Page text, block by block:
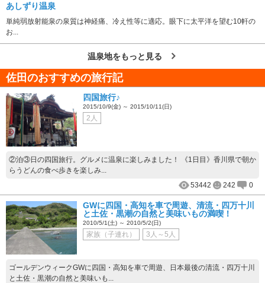
あしずり温泉
単純弱放射能泉の泉質は神経痛、冷え性等に適応。眼下に太平洋を望む10軒の
お...
温泉地をもっと見る
佐田のおすすめの旅行記
四国旅行♪
2015/10/9(金) ～ 2015/10/11(日)
2人
②泊③日の四国旅行。グルメに温泉に楽しみました！ 《1日目》香川県で朝か
らうどんの食べ歩きを楽しみ...
53442
242 0
GWに四国・高知を車で周遊、清流・四万十川
と土佐・黒潮の自然と美味いもの満喫！
2010/5/1(土) ～ 2010/5/2(日)
家族（子連れ） 3人～5人
ゴールデンウィークGWに四国・高知を車で周遊、日本最後の清流・四万十川
と土佐・黒潮の自然と美味いも...